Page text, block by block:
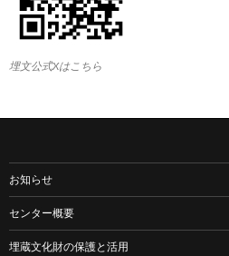
埋文公式Xはこちら
お知らせ
センター概要
埋蔵文化財の保護と活用